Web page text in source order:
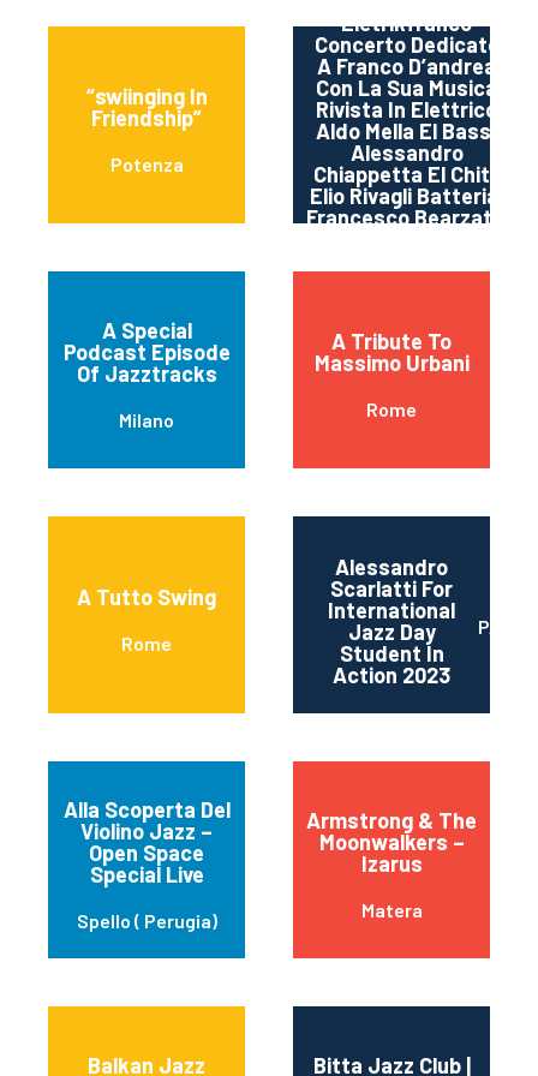
“swiinging In
Friendship”
Potenza
Eletrikfranco
Concerto Dedicato
A Franco D’andrea
Con La Sua Musica
Rivista In Elettrico
Aldo Mella El Bass,
Alessandro
Chiappetta El Chit ,
Elio Rivagli Batteria,
Francesco Bearzatti
Mark Sherman Piano
Stephan Kurmann –
Adam Pache
A Special
Podcast Episode
Of Jazztracks
Milano
A Tribute To
Massimo Urbani
Rome
A Tutto Swing
Rome
Alessandro
Scarlatti For
International
Jazz Day
Student In
Action 2023
Alla Scoperta Del
Violino Jazz –
Open Space
Special Live
Spello ( Perugia)
Armstrong & The
Moonwalkers –
Izarus
Matera
Balkan Jazz
Bitta Jazz Club |